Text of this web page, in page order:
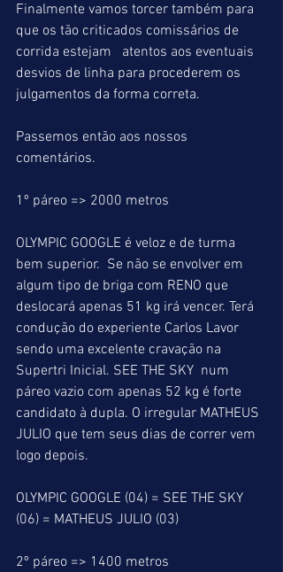
Finalmente vamos torcer também para
que os tão criticados comissários de
corrida estejam   atentos aos eventuais
desvios de linha para procederem os
julgamentos da forma correta.
Passemos então aos nossos
comentários.
1º páreo => 2000 metros
OLYMPIC GOOGLE é veloz e de turma
bem superior.  Se não se envolver em
algum tipo de briga com RENO que
deslocará apenas 51 kg irá vencer. Terá
condução do experiente Carlos Lavor
sendo uma excelente cravação na
Supertri Inicial. SEE THE SKY  num
páreo vazio com apenas 52 kg é forte
candidato à dupla. O irregular MATHEUS
JULIO que tem seus dias de correr vem
logo depois.
OLYMPIC GOOGLE (04) = SEE THE SKY
(06) = MATHEUS JULIO (03)
2º páreo => 1400 metros